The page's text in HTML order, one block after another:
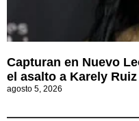
Capturan en Nuevo
el asalto a Karely Ruiz
agosto 5, 2026